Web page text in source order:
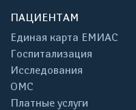
ПАЦИЕНТАМ
Единая карта ЕМИАС
Госпитализация
Исследования
ОМС
Платные услуги